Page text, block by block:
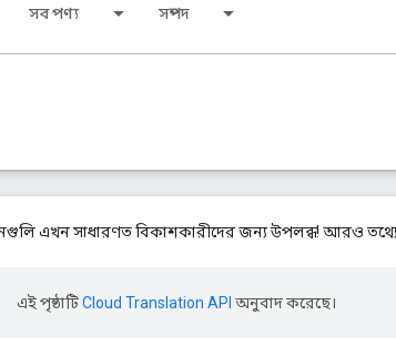
সব পণ্য সম্পদ
এখন সাধারণত বিকাশকারীদের জন্য উপলব্ধ! আরও
এই পৃষ্ঠাটিCloud Translation API অনুবাদ করেছে।